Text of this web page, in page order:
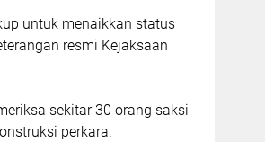
untuk menaikkan status
resmi Kejaksaan
sekitar 30 orang saksi
perkara.